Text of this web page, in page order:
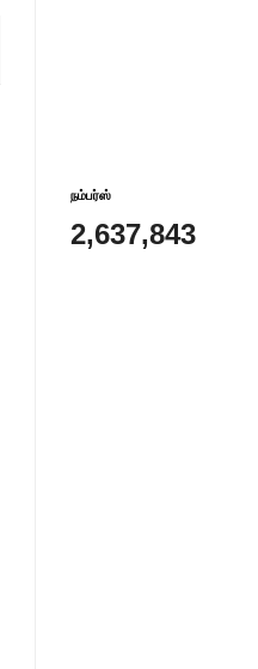
நம்பர்ஸ்
2,637,843